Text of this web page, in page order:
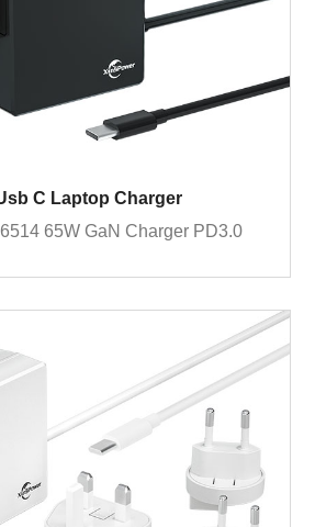
C Laptop Charger
65W GaN Charger PD3.0